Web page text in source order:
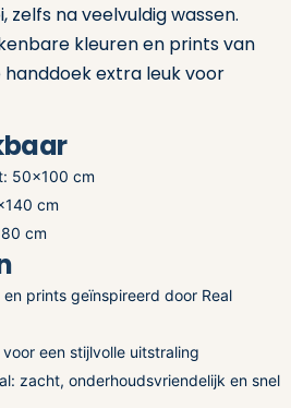
zelfs na veelvuldig wassen.
kleuren en prints van
extra leuk voor
50×100 cm
cm
cm
prints geïnspireerd door Real
een stijlvolle uitstraling
zacht, onderhoudsvriendelijk en snel